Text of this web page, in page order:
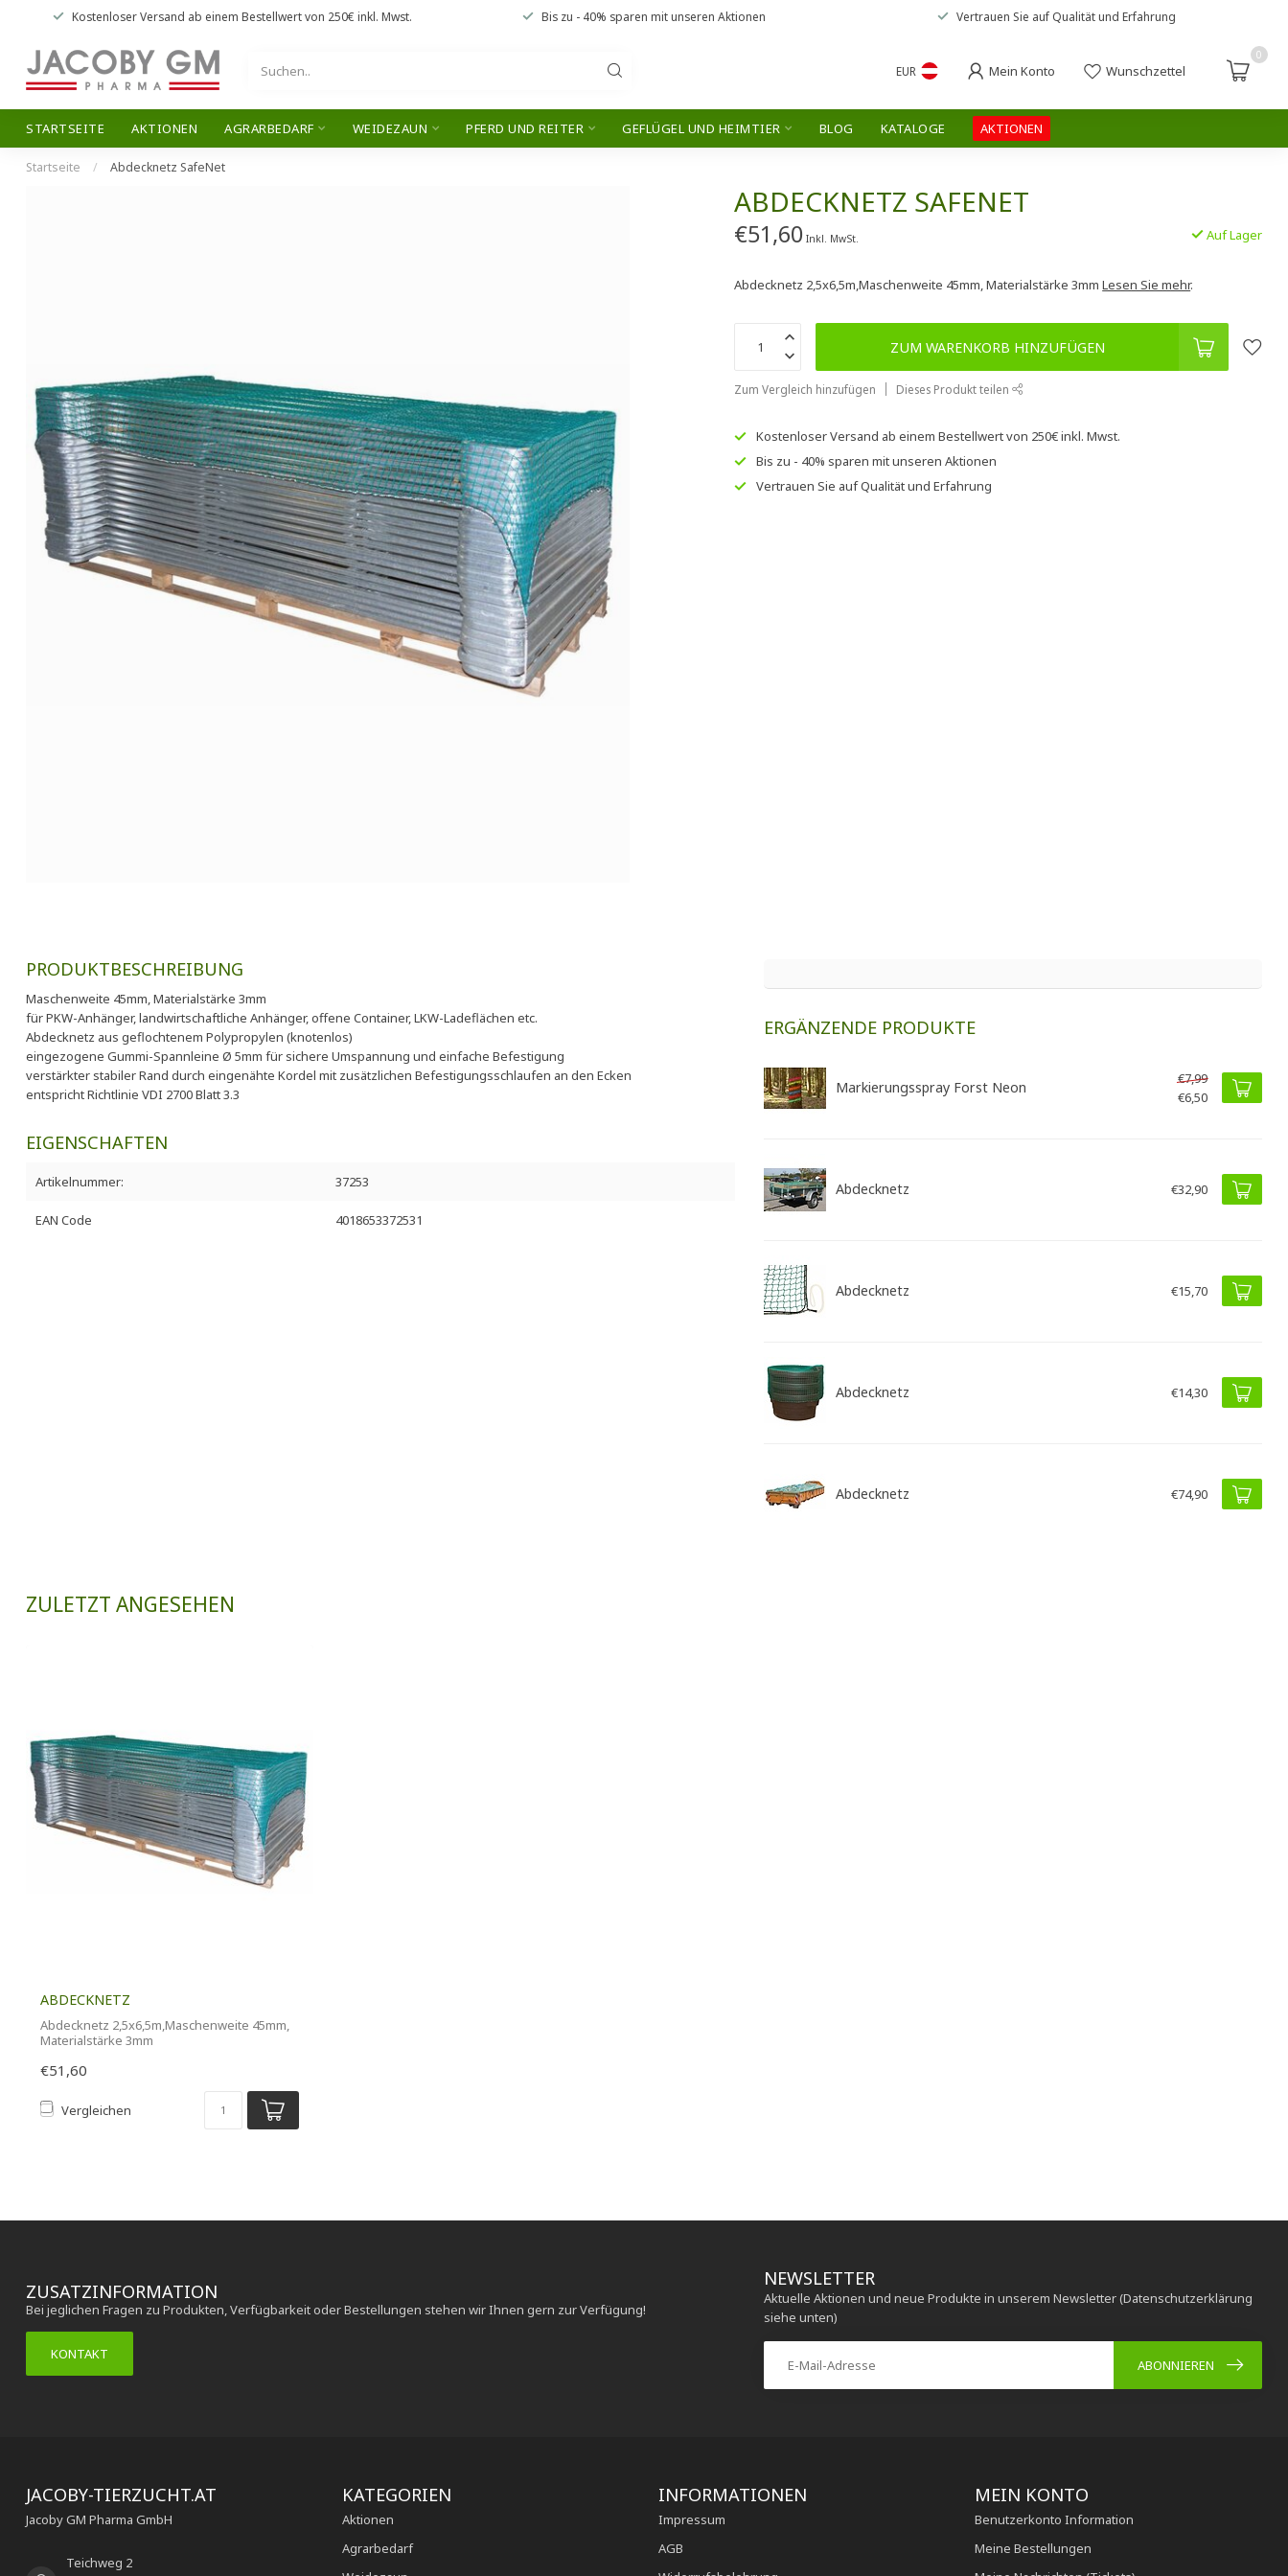
Kostenloser Versand ab einem Bestellwert von 250€ inkl. Mwst. Bis zu - 40% sparen mit unseren Aktionen Vertrauen Sie auf Qualität und Erfahrung
EUR Mein Konto Wunschzettel
0
STARTSEITE AKTIONEN AGRARBEDARF WEIDEZAUN PFERD UND REITER GEFLÜGEL UND HEIMTIER BLOG KATALOGE AKTIONEN
Startseite / Abdecknetz SafeNet
ABDECKNETZ SAFENET
€51,60 Inkl. MwSt. Auf Lager
Abdecknetz 2,5x6,5m,Maschenweite 45mm, Materialstärke 3mmLesen Sie mehr.
ZUM WARENKORB HINZUFÜGEN
Zum Vergleich hinzufügen Dieses Produkt teilen
Kostenloser Versand ab einem Bestellwert von 250€inkl. Mwst.
Bis zu - 40% sparen mit unserenAktionen
Vertrauen Sie aufQualität und Erfahrung
PRODUKTBESCHREIBUNG
Maschenweite 45mm, Materialstärke 3mm
für PKW-Anhänger, landwirtschaftliche Anhänger, offene Container, LKW-Ladeflächen etc.
Abdecknetz aus geflochtenem Polypropylen (knotenlos)
eingezogene Gummi-Spannleine Ø 5mm für sichere Umspannung und einfache Befestigung
verstärkter stabiler Rand durch eingenähte Kordel mit zusätzlichen Befestigungsschlaufen an den Ecken
entspricht Richtlinie VDI 2700 Blatt 3.3
EIGENSCHAFTEN
Artikelnummer: 37253
EAN Code 4018653372531
ERGÄNZENDE PRODUKTE
Markierungsspray Forst Neon
€7,99
€6,50
Abdecknetz €32,90
Abdecknetz €15,70
Abdecknetz €14,30
Abdecknetz €74,90
ZULETZT ANGESEHEN
ABDECKNETZ
Abdecknetz 2,5x6,5m,Maschenweite 45mm,
Materialstärke 3mm
€51,60
Vergleichen
ZUSATZINFORMATION
Bei jeglichen Fragen zu Produkten, Verfügbarkeit oder Bestellungen stehen wir Ihnen gern zur Verfügung!
KONTAKT
NEWSLETTER
Aktuelle Aktionen und neue Produkte in unserem Newsletter (Datenschutzerklärung
siehe unten)
ABONNIEREN
JACOBY-TIERZUCHT.AT
Jacoby GM Pharma GmbH
Teichweg 2
KATEGORIEN
Aktionen
Agrarbedarf
INFORMATIONEN
Impressum
AGB
MEIN KONTO
Benutzerkonto Information
Meine Bestellungen